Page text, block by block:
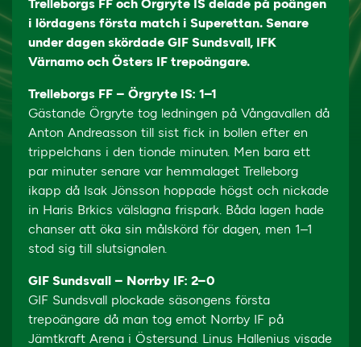
Trelleborgs FF och Örgryte IS delade på poängen
i lördagens första match i Superettan. Senare
under dagen skördade GIF Sundsvall, IFK
Värnamo och Östers IF trepoängare.
Trelleborgs FF – Örgryte IS: 1–1
Gästande Örgryte tog ledningen på Vångavallen då
Anton Andreasson till sist fick in bollen efter en
trippelchans i den tionde minuten. Men bara ett
par minuter senare var hemmalaget Trelleborg
ikapp då Isak Jönsson hoppade högst och nickade
in Haris Brkics välslagna frispark. Båda lagen hade
chanser att öka sin målskörd för dagen, men 1–1
stod sig till slutsignalen.
GIF Sundsvall – Norrby IF: 2–0
GIF Sundsvall plockade säsongens första
trepoängare då man tog emot Norrby IF på
Jämtkraft Arena i Östersund. Linus Hallenius visade